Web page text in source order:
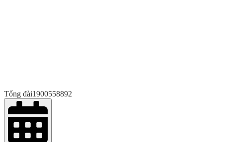
Tổng đài1900558892